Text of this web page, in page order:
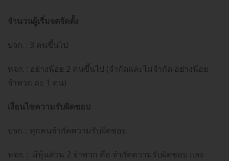
จำนวนผู้เริ่มจดจัดตั้ง
บจก. : 3 คนขึ้นไป
หจก. : อย่างน้อย 2 คนขึ้นไป (จำกัดและไม่จำกัด อย่างน้อย
จำพวก ละ 1 คน)
เงื่อนไขความรับผิดชอบ
บจก. : ทุกคนจำกัดความรับผิดชอบ
หจก. : มีหุ้นส่วน 2 จำพวก คือ จำกัดความรับผิดชอบ และ